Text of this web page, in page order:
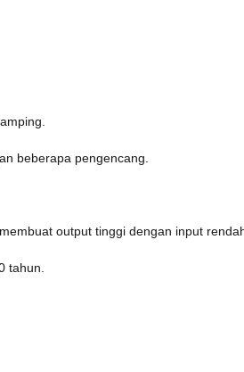
beberapa pengencang.
output tinggi dengan input
tahun.